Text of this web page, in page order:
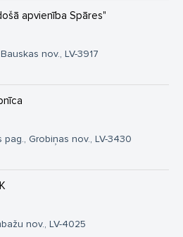
apvienība Spāres"
nov., LV-3917
Grobiņas nov., LV-3430
nov., LV-4025